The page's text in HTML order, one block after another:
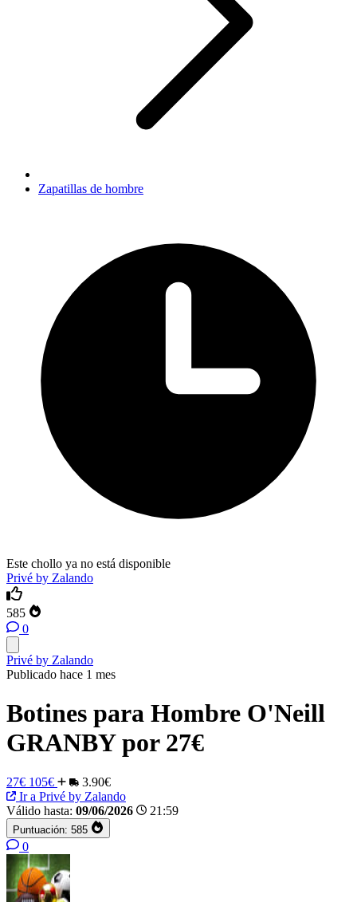
Zapatillas de hombre
Este chollo ya no está disponible
Privé by Zalando
585
0
Privé by Zalando
Publicado hace 1 mes
Botines para Hombre O'Neill
GRANBY por 27€
27€ 105€
3.90€
Ir a Privé by Zalando
Válido hasta: 09/06/2026 21:59
Puntuación: 585
0